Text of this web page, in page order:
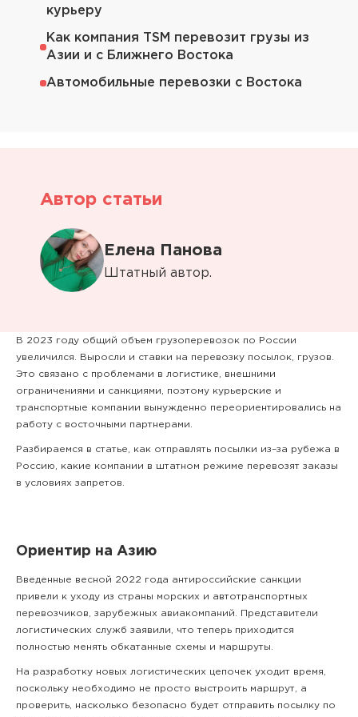
курьеру
Как компания TSM перевозит грузы из
Азии и с Ближнего Востока
Автомобильные перевозки с Востока
Автор статьи
Елена Панова
Штатный автор.
В 2023 году общий объем грузоперевозок по России
увеличился. Выросли и ставки на перевозку посылок, грузов.
Это связано с проблемами в логистике, внешними
ограничениями и санкциями, поэтому курьерские и
транспортные компании вынужденно переориентировались на
работу с восточными партнерами.
Разбираемся в статье, как отправлять посылки из–за рубежа в
Россию, какие компании в штатном режиме перевозят заказы
в условиях запретов.
Ориентир на Азию
Введенные весной 2022 года антироссийские санкции
привели к уходу из страны морских и автотранспортных
перевозчиков, зарубежных авиакомпаний. Представители
логистических служб заявили, что теперь приходится
полностью менять обкатанные схемы и маршруты.
На разработку новых логистических цепочек уходит время,
поскольку необходимо не просто выстроить маршрут, а
проверить, насколько безопасно будет отправить посылку по